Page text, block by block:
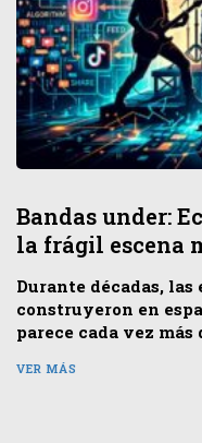
Bandas under:
la frágil escena
Durante décadas, las
construyeron en
parece cada vez
VER MÁS